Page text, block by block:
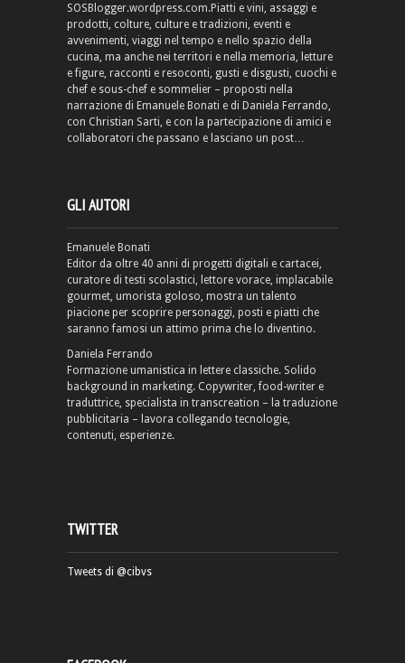
SOSBlogger.wordpress.com.Piatti e vini, assaggi e
prodotti, colture, culture e tradizioni, eventi e
avvenimenti, viaggi nel tempo e nello spazio della
cucina, ma anche nei territori e nella memoria, letture
e figure, racconti e resoconti, gusti e disgusti, cuochi e
chef e sous-chef e sommelier – proposti nella
narrazione di Emanuele Bonati e di Daniela Ferrando,
con Christian Sarti, e con la partecipazione di amici e
collaboratori che passano e lasciano un post…
GLI AUTORI
Emanuele Bonati
Editor da oltre 40 anni di progetti digitali e cartacei,
curatore di testi scolastici, lettore vorace, implacabile
gourmet, umorista goloso, mostra un talento
piacione per scoprire personaggi, posti e piatti che
saranno famosi un attimo prima che lo diventino.
Daniela Ferrando
Formazione umanistica in lettere classiche. Solido
background in marketing. Copywriter, food-writer e
traduttrice, specialista in transcreation – la traduzione
pubblicitaria – lavora collegando tecnologie,
contenuti, esperienze.
TWITTER
Tweets di @cibvs